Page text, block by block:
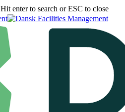
Hit enter to search or ESC to close